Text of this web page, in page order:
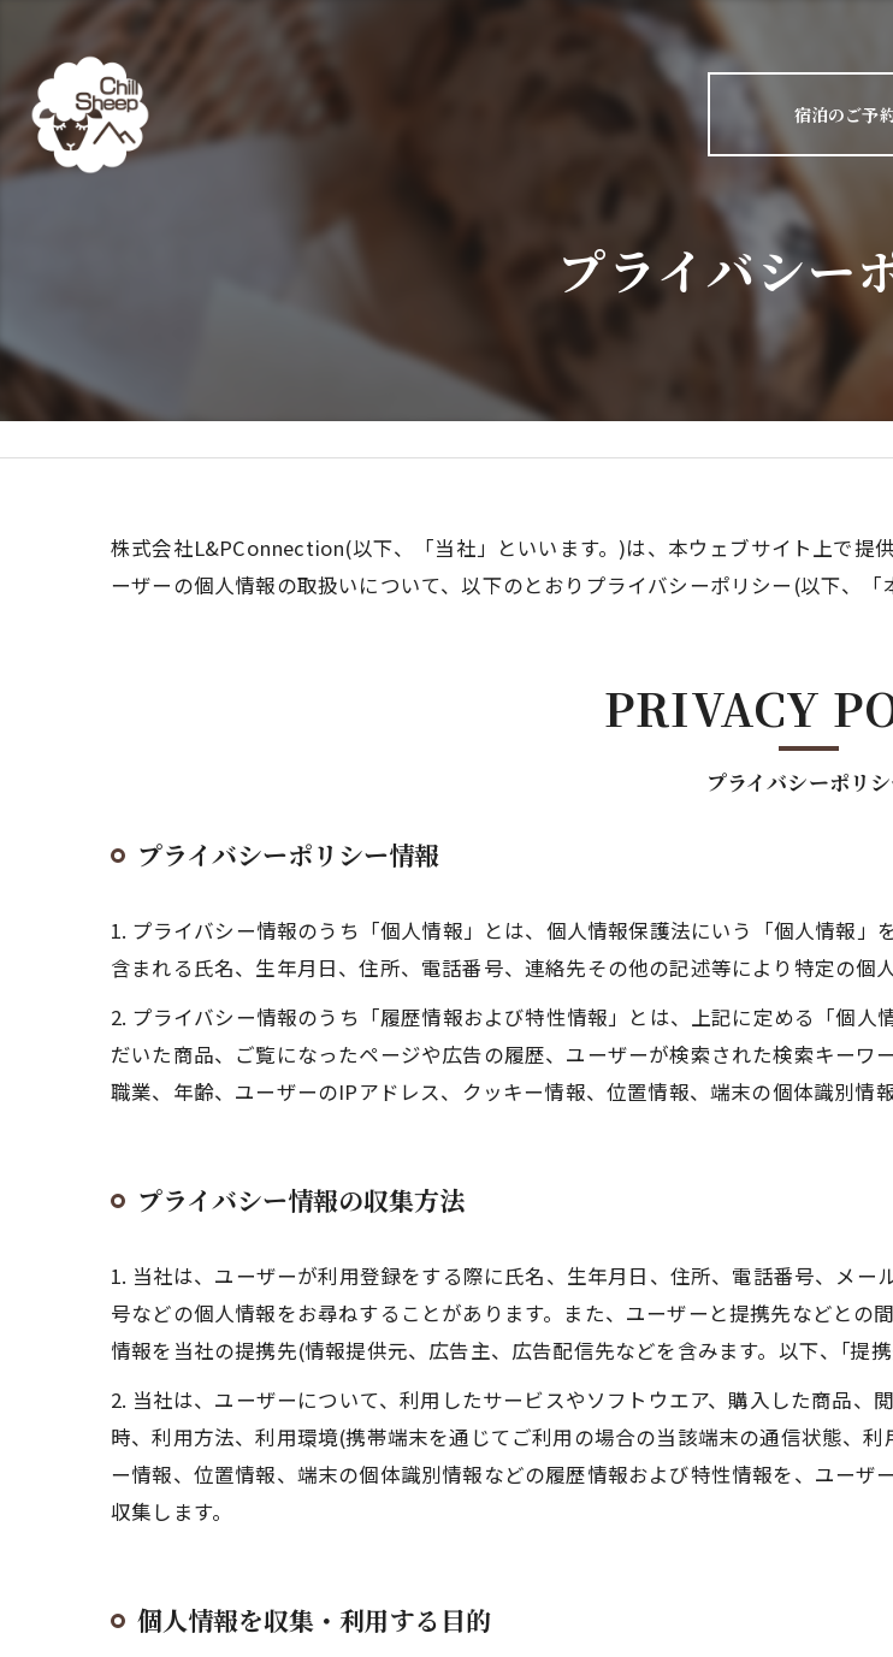
宿泊のご予
プライバシー
株式会社L&PConnection(以下、「当社」といいます。)は、本ウェブサイト上で提
ーザーの個人情報の取扱いについて、以下のとおりプライバシーポリシー(以下、「
プライバシーポリ
PRIVACY
プライバシーポリシー情報
1. プライバシー情報のうち「個人情報」とは、個人情報保護法にいう「個人情報
含まれる氏名、生年月日、住所、電話番号、連絡先その他の記述等により特定の個
2. プライバシー情報のうち「履歴情報および特性情報」とは、上記に定める「個
だいた商品、ご覧になったページや広告の履歴、ユーザーが検索された検索キーワ
職業、年齢、ユーザーのIPアドレス、クッキー情報、位置情報、端末の個体識別情報
プライバシー情報の収集方法
1. 当社は、ユーザーが利用登録をする際に氏名、生年月日、住所、電話番号、メ
号などの個人情報をお尋ねすることがあります。また、ユーザーと提携先などと
情報を当社の提携先(情報提供元、広告主、広告配信先などを含みます。以下、｢提
2. 当社は、ユーザーについて、利用したサービスやソフトウエア、購入した商品、
時、利用方法、利用環境(携帯端末を通じてご利用の場合の当該端末の通信状態、
ー情報、位置情報、端末の個体識別情報などの履歴情報および特性情報を、ユー
収集します。
個人情報を収集・利用する目的